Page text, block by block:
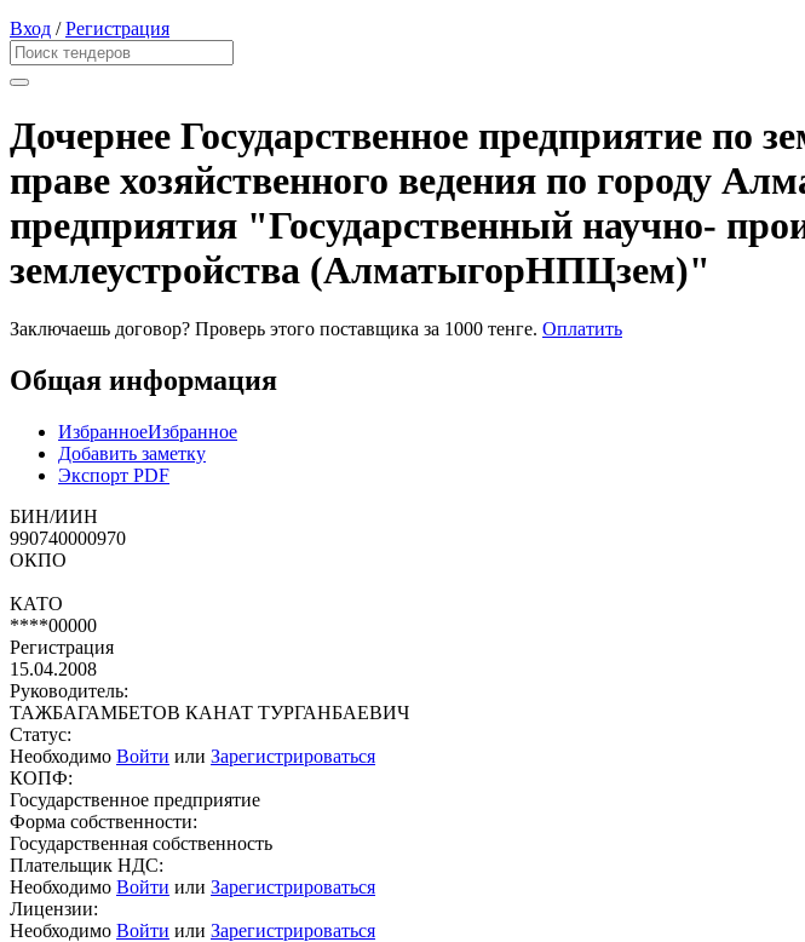
Вход /Регистрация
Дочернее Государственное предприятие по
праве хозяйственного ведения по городу
предприятия "Государственный научно-
землеустройства (АлматыгорНПЦзем)"
Заключаешь договор? Проверь этого поставщика за 1000 тенге. Оплатить
Общая информация
ИзбранноеИзбранное
Добавить заметку
Экспорт PDF
БИН/ИИН
990740000970
ОКПО
КАТО
****00000
Регистрация
15.04.2008
Руководитель:
ТАЖБАГАМБЕТОВ КАНАТ ТУРГАНБАЕВИЧ
Статус:
Необходимо Войти или Зарегистрироваться
КОПФ:
Государственное предприятие
Форма собственности:
Государственная собственность
Плательщик НДС:
Необходимо Войти или Зарегистрироваться
Лицензии:
Необходимо Войти или Зарегистрироваться